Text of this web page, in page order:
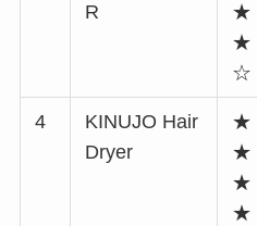
R
★
★
☆
4
KINUJO Hair
Dryer
★
★
★
★